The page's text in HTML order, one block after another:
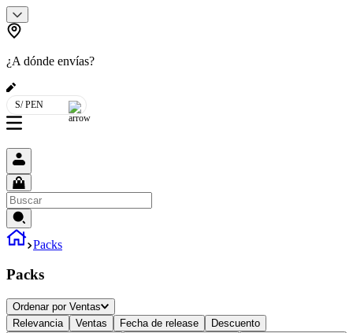
¿A dónde envías?
S/ PEN
Packs
Packs
Ordenar por Ventas
Relevancia
Ventas Fecha de release
Descuento